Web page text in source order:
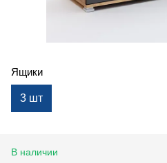
Ящики
3 шт
В наличии